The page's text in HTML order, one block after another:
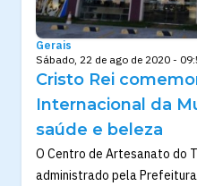
Gerais
Sábado, 22 de ago de 2020 -
Cristo Rei
Internacional da
saúde e beleza
O Centro de Artesanato do
administrado pela